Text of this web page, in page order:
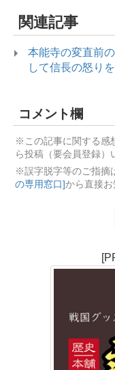
関連記事
本能寺の変直前
して信長の怒り
コメント欄
※この記事に関する感
ら投稿（要会員登録）
※誤字脱字等のご指摘
の専用窓口]から直接お